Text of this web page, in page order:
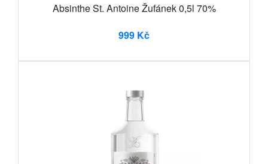
Absinthe St. Antoine Žufánek 0,5l 70%
999 Kč